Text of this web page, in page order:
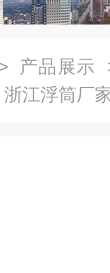
产品展示
江浮筒厂